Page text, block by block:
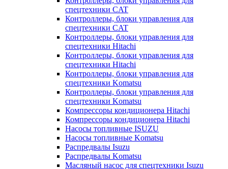
спецтехники CAT
Контроллеры, блоки управления для
спецтехники CAT
Контроллеры, блоки управления для
спецтехники Hitachi
Контроллеры, блоки управления для
спецтехники Hitachi
Контроллеры, блоки управления для
спецтехники Komatsu
Контроллеры, блоки управления для
спецтехники Komatsu
Компрессоры кондиционера Hitachi
Компрессоры кондиционера Hitachi
Насосы топливные ISUZU
Насосы топливные Komatsu
Распредвалы Isuzu
Распредвалы Komatsu
Масляный насос для спецтехники Isuzu